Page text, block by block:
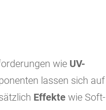
wie UV-
lassen sich auf
Effekte wie Soft-